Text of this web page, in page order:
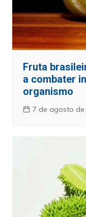
Fruta
a combater
organismo
7 de agosto de